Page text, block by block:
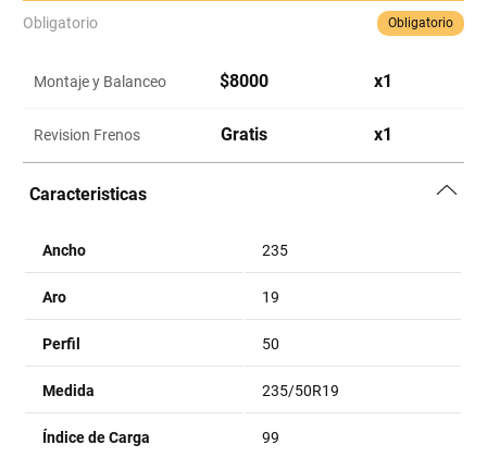
Obligatorio Obligatorio
Montaje y Balanceo $8000 x1
Revision Frenos Gratis x1
Caracteristicas
Ancho 235
Aro 19
Perfil 50
Medida 235/50R19
Índice de Carga 99